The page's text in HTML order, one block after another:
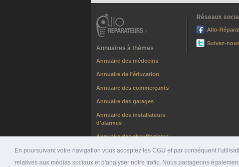
En poursuivant votre navigation vous acceptez les CGU et par conséquent
relatives aux médias sociaux et d'analyser notre trafic. Nous partageons
Annuaires à thèmes
Annuaire des médecins
Annuaire de l'éducation
Annuaire des commerçants
Annuaire des garages
Annuaire des installateurs
d'alarmes
Annuaire des chauffagistes
Réseaux
Allo-
Suivez-